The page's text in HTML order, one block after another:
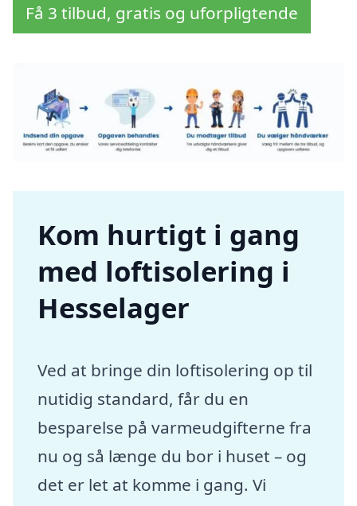
Få 3 tilbud, gratis og uforpligtende
Kom hurtigt i gang
med loftisolering i
Hesselager
Ved at bringe din loftisolering op til
nutidig standard, får du en
besparelse på varmeudgifterne fra
nu og så længe du bor i huset – og
det er let at komme i gang. Vi